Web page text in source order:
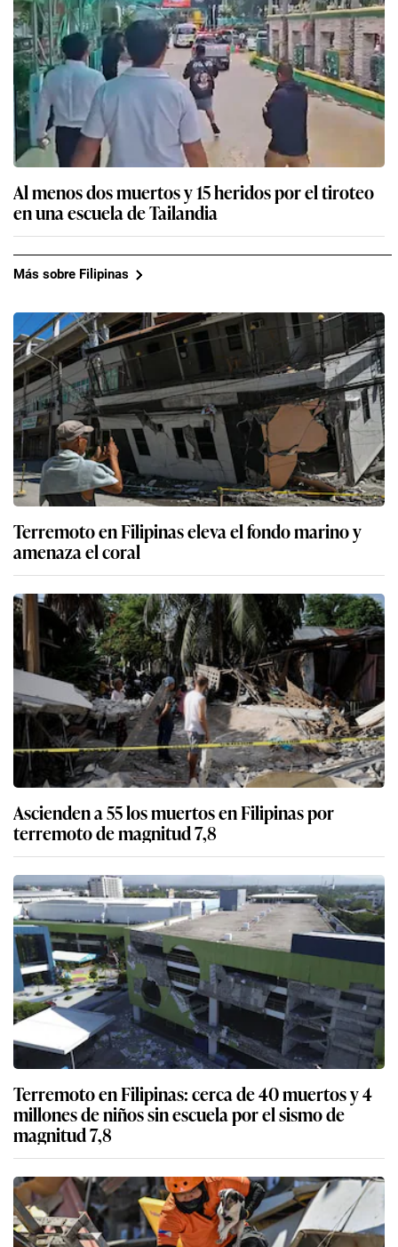
Al menos dos muertos y 15 heridos por el tiroteo
en una escuela de Tailandia
Más sobre Filipinas
Terremoto en Filipinas eleva el fondo marino y
amenaza el coral
Ascienden a 55 los muertos en Filipinas por
terremoto de magnitud 7,8
Terremoto en Filipinas: cerca de 40 muertos y 4
millones de niños sin escuela por el sismo de
magnitud 7,8